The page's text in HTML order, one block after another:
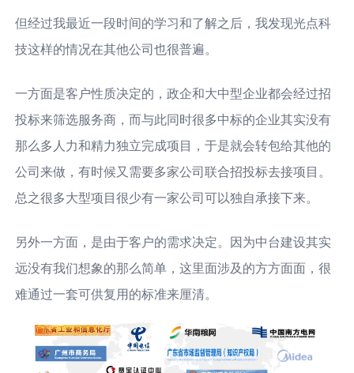
但经过我最近一段时间的学习和了解之后，我发现光点科
技这样的情况在其他公司也很普遍。
一方面是客户性质决定的，政企和大中型企业都会经过招
投标来筛选服务商，而与此同时很多中标的企业其实没有
那么多人力和精力独立完成项目，于是就会转包给其他的
公司来做，有时候又需要多家公司联合招投标去接项目。
总之很多大型项目很少有一家公司可以独自承接下来。
另外一方面，是由于客户的需求决定。因为中台建设其实
远没有我们想象的那么简单，这里面涉及的方方面面，很
难通过一套可供复用的标准来厘清。